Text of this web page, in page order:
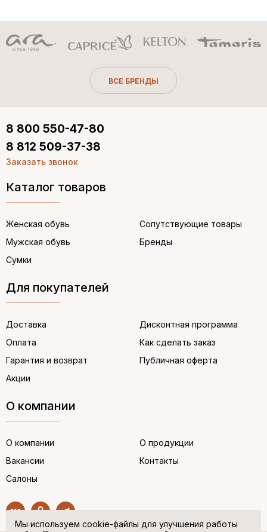
ВСЕ БРЕНДЫ
Каталог товаров
Женская обувь
Мужская обувь
Сумки
Сопутствующие товары
Бренды
Для покупателей
Доставка
Оплата
Гарантия и возврат
Акции
Дисконтная программа
Как сделать заказ
Публичная оферта
О компании
О компании
Вакансии
Салоны
О продукции
Контакты
8 800 550-47-80
8 812 509-37-38
Заказать звонок
Мы используем cookie-файлы для улучшения работы